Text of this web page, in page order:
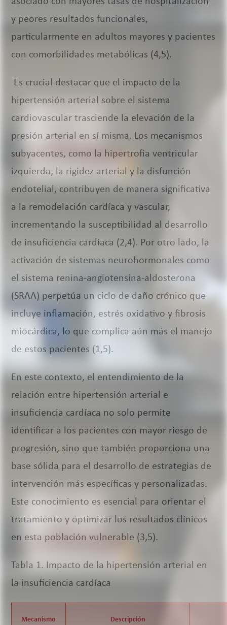
y peores resultados funcionales,
particularmente en adultos mayores y pacientes
con comorbilidades metabólicas (4,5).
Es crucial destacar que el impacto de la
hipertensión arterial sobre el sistema
cardiovascular trasciende la elevación de la
presión arterial en sí misma. Los mecanismos
subyacentes, como la hipertrofia ventricular
izquierda, la rigidez arterial y la disfunción
endotelial, contribuyen de manera significativa
a la remodelación cardíaca y vascular,
incrementando la susceptibilidad al desarrollo
de insuficiencia cardíaca (2,4). Por otro lado, la
activación de sistemas neurohormonales como
el sistema renina-angiotensina-aldosterona
(SRAA) perpetúa un ciclo de daño crónico que
incluye inflamación, estrés oxidativo y fibrosis
miocárdica, lo que complica aún más el manejo
de estos pacientes (1,5).
En este contexto, el entendimiento de la
relación entre hipertensión arterial e
insuficiencia cardíaca no solo permite
identificar a los pacientes con mayor riesgo de
progresión, sino que también proporciona una
base sólida para el desarrollo de estrategias de
intervención más específicas y personalizadas.
Este conocimiento es esencial para orientar el
tratamiento y optimizar los resultados clínicos
en esta población vulnerable (3,5).
Tabla 1. Impacto de la hipertensión arterial en
la insuficiencia cardíaca
Mecanismo Descripción